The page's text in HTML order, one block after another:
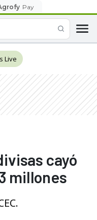
Pay
Live
cayó
millones